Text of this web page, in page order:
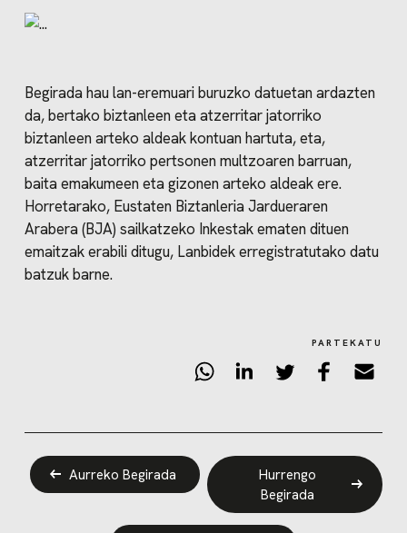
Begirada hau lan-eremuari buruzko datuetan ardazten
da, bertako biztanleen eta atzerritar jatorriko
biztanleen arteko aldeak kontuan hartuta, eta,
atzerritar jatorriko pertsonen multzoaren barruan,
baita emakumeen eta gizonen arteko aldeak ere.
Horretarako, Eustaten Biztanleria Jardueraren
Arabera (BJA) sailkatzeko Inkestak ematen dituen
emaitzak erabili ditugu, Lanbidek erregistratutako datu
batzuk barne.
PARTEKATU
Aurreko Begirada
Hurrengo
Begirada